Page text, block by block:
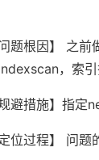
问题根因】 之
，索
规避措施】指
定位过程】 问